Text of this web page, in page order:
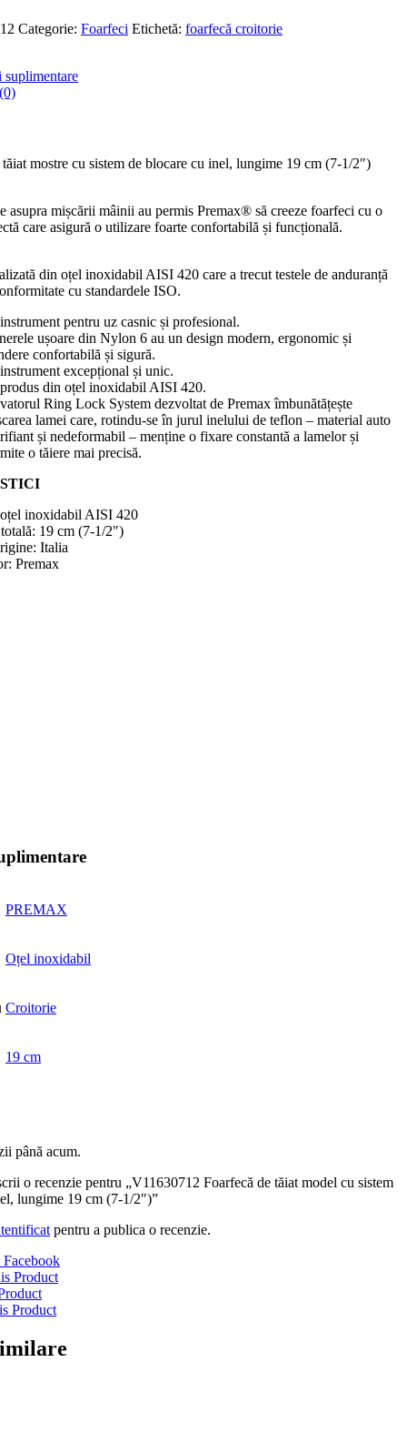
Categorie: Foarfeci Etichetă: foarfecă croitorie
mostre cu sistem de blocare cu inel, lungime 19 cm (7-1/2″)
asupra mișcării mâinii au permis Premax® să creeze foarfeci cu o
care asigură o utilizare foarte confortabilă și funcțională.
din oțel inoxidabil AISI 420 care a trecut testele de anduranță
cu standardele ISO.
pentru uz casnic și profesional.
ușoare din Nylon 6 au un design modern, ergonomic și
confortabilă și sigură.
excepțional și unic.
din oțel inoxidabil AISI 420.
Ring Lock System dezvoltat de Premax îmbunătățește
lamei care, rotindu-se în jurul inelului de teflon – material auto
și nedeformabil – menține o fixare constantă a lamelor și
o tăiere mai precisă.
inoxidabil AISI 420
19 cm (7-1/2″)
Italia
Premax
PREMAX
Oțel inoxidabil
Croitorie
19 cm
până acum.
o recenzie pentru „V11630712 Foarfecă de tăiat model cu sistem
lungime 19 cm (7-1/2″)”
pentru a publica o recenzie.
Facebook
Product
Product